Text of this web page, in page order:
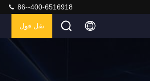
86--400-6516918
نقل قول